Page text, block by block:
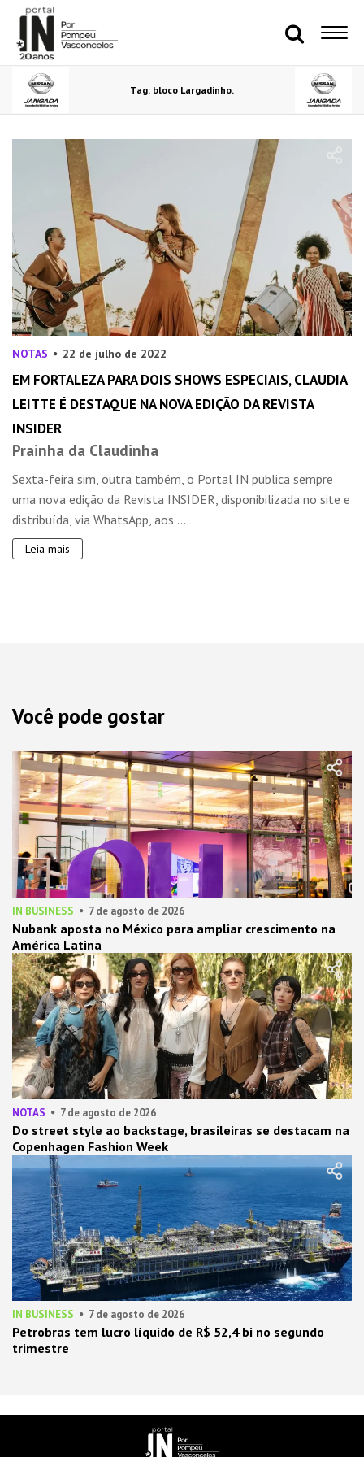
Tag: bloco Largadinho.
NOTAS 22 de julho de 2022
EM FORTALEZA PARA DOIS SHOWS ESPECIAIS, CLAUDIA
LEITTE É DESTAQUE NA NOVA EDIÇÃO DA REVISTA
INSIDER
Prainha da Claudinha
Sexta-feira sim, outra também, o Portal IN publica sempre
uma nova edição da Revista INSIDER, disponibilizada no site e
distribuída, via WhatsApp, aos ...
Leia mais
Você pode gostar
IN BUSINESS 7 de agosto de 2026
Nubank aposta no México para ampliar crescimento na
América Latina
NOTAS 7 de agosto de 2026
Do street style ao backstage, brasileiras se destacam na
Copenhagen Fashion Week
IN BUSINESS 7 de agosto de 2026
Petrobras tem lucro líquido de R$ 52,4 bi no segundo
trimestre